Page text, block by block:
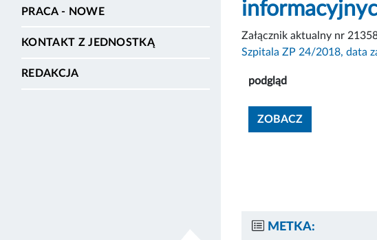
PRACA - NOWE
KONTAKT Z JEDNOSTKĄ
REDAKCJA
Załącznik aktualny nr
Szpitala ZP 24/2018, data
podgląd
ZOBACZZOBACZ
METKA: